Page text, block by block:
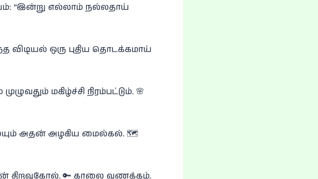
“இன்று எல்லாம் நல்லதாய்
ஒரு புதிய தொடக்கமாய்
மகிழ்ச்சி நிரம்பட்டும். 🌸
அதன் அழகிய மைல்கல். 🗺️
🔑 காலை வணக்கம்.